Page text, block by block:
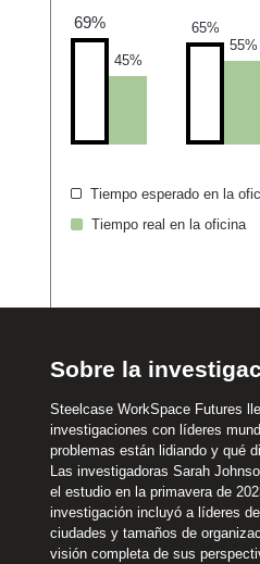
69%
45%
65%
55%
Tiempo esperado en la
Tiempo real en la oficina
Sobre la
Steelcase WorkSpace Futures
investigaciones con líderes
problemas están lidiando y qué
Las investigadoras Sarah
el estudio en la primavera de
investigación incluyó a líderes
ciudades y tamaños de
visión completa de sus